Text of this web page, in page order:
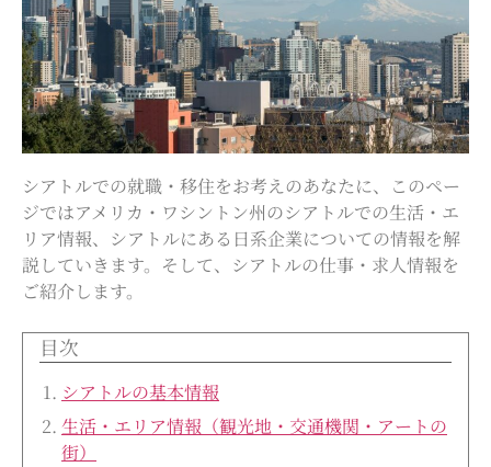
シアトルでの就職・移住をお考えのあなたに、このペー
ジではアメリカ・ワシントン州のシアトルでの生活・エ
リア情報、シアトルにある日系企業についての情報を解
説していきます。そして、シアトルの仕事・求人情報を
ご紹介します。
目次
シアトルの基本情報
生活・エリア情報（観光地・交通機関・アートの
街）